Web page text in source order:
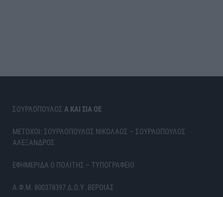
ΣΟΥΡΛΟΠΟΥΛΟΣ Α ΚΑΙ ΣΙΑ ΟΕ
ΜΕΤΟΧΟΙ: ΣΟΥΡΛΟΠΟΥΛΟΣ ΝΙΚΟΛΑΟΣ – ΣΟΥΡΛΟΠΟΥΛΟΣ
ΑΛΕΞΑΝΔΡΟΣ
ΕΦΗΜΕΡΙΔΑ Ο ΠΟΛΙΤΗΣ – ΤΥΠΟΓΡΑΦΕΙΟ
Α.Φ.Μ. 800378397 Δ.Ο.Υ. ΒΕΡΟΙΑΣ